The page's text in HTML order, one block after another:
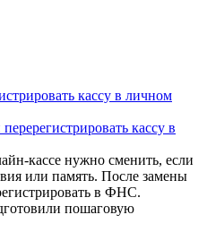
кассу в
кассе нужно сменить, если
или память. После замены
в ФНС.
пошаговую